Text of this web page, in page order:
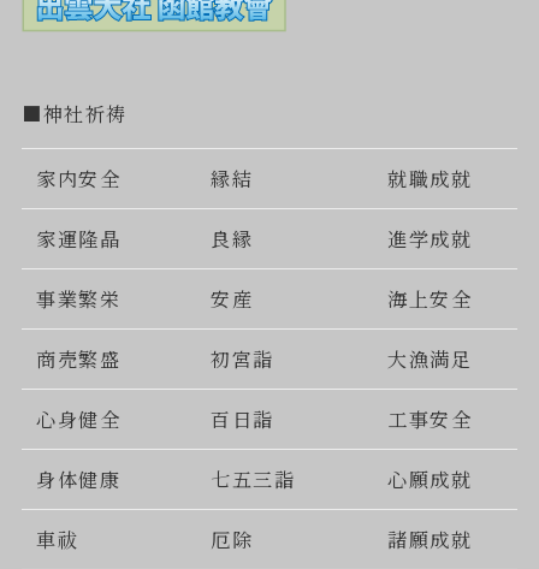
■神社祈祷
家内安全 縁結 就職成就
家運隆晶 良縁 進学成就
事業繁栄 安産 海上安全
商売繁盛 初宮詣 大漁満足
心身健全 百日詣 工事安全
身体健康 七五三詣 心願成就
車祓 厄除 諸願成就